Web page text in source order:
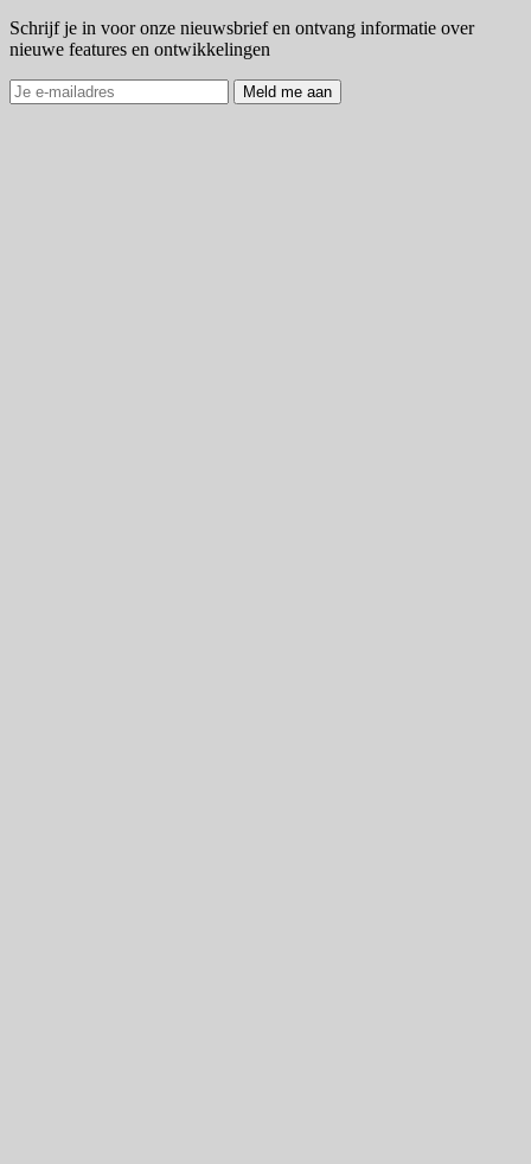
Schrijf je in voor onze nieuwsbrief en ontvang informatie over
nieuwe features en ontwikkelingen
Meld me aan